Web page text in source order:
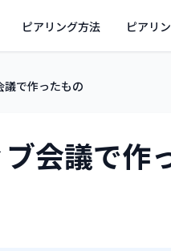
ピアリング方法 ピアリ
議で作ったもの
会議で作